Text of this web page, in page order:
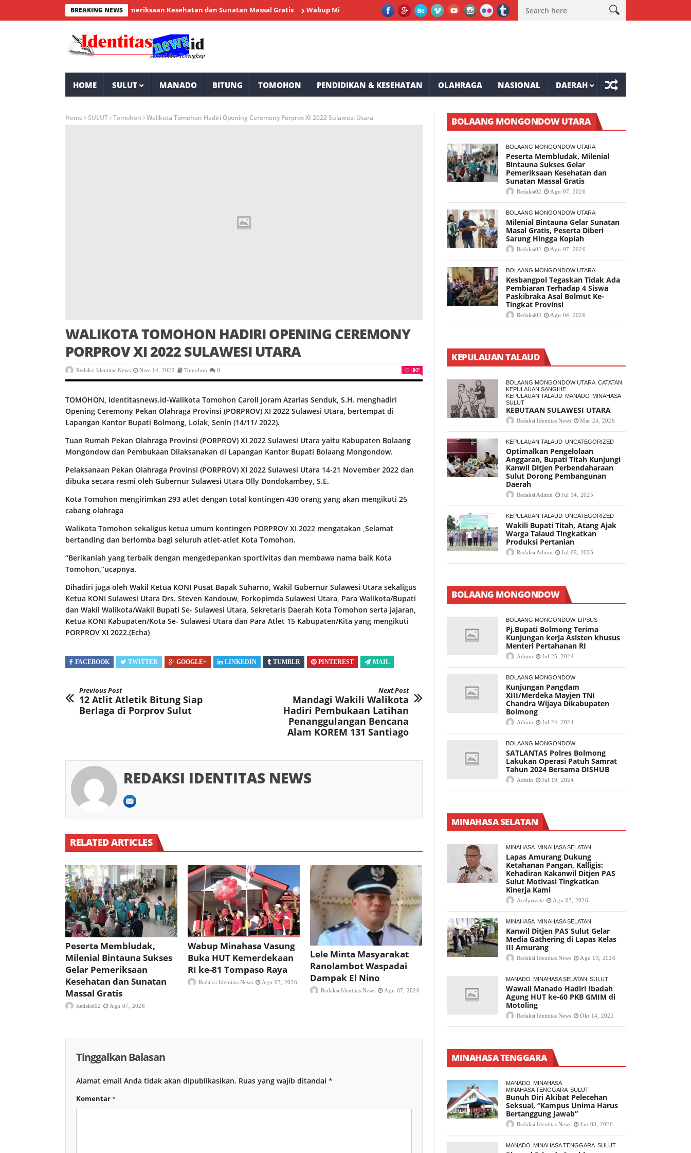
BREAKING NEWS
Bintauna Sukses Gelar Pemeriksaan Kesehatan dan Sunatan Massal Gratis Wabup Minahasa Vasung Buka HUT Kemerdekaan RI ke-81 Tompaso Raya Lele Minta Masyarakat Ranolambot
HOME SULUT MANADO BITUNG TOMOHON PENDIDIKAN & KESEHATAN OLAHRAGA NASIONAL DAERAH
Home SULUT Tomohon Walikota Tomohon Hadiri Opening Ceremony Porprov XI 2022 Sulawesi Utara
WALIKOTA TOMOHON HADIRI OPENING CEREMONY
PORPROV XI 2022 SULAWESI UTARA
Redaksi Identitas News Nov 14, 2022 Tomohon 0 LIKE
TOMOHON, identitasnews.id-Walikota Tomohon Caroll Joram Azarias Senduk, S.H. menghadiri
Opening Ceremony Pekan Olahraga Provinsi (PORPROV) XI 2022 Sulawesi Utara, bertempat di
Lapangan Kantor Bupati Bolmong, Lolak, Senin (14/11/ 2022).
Tuan Rumah Pekan Olahraga Provinsi (PORPROV) XI 2022 Sulawesi Utara yaitu Kabupaten Bolaang
Mongondow dan Pembukaan Dilaksanakan di Lapangan Kantor Bupati Bolaang Mongondow.
Pelaksanaan Pekan Olahraga Provinsi (PORPROV) XI 2022 Sulawesi Utara 14-21 November 2022 dan
dibuka secara resmi oleh Gubernur Sulawesi Utara Olly Dondokambey, S.E.
Kota Tomohon mengirimkan 293 atlet dengan total kontingen 430 orang yang akan mengikuti 25
cabang olahraga
Walikota Tomohon sekaligus ketua umum kontingen PORPROV XI 2022 mengatakan ,Selamat
bertanding dan berlomba bagi seluruh atlet-atlet Kota Tomohon.
“Berikanlah yang terbaik dengan mengedepankan sportivitas dan membawa nama baik Kota
Tomohon,”ucapnya.
Dihadiri juga oleh Wakil Ketua KONI Pusat Bapak Suharno, Wakil Gubernur Sulawesi Utara sekaligus
Ketua KONI Sulawesi Utara Drs. Steven Kandouw, Forkopimda Sulawesi Utara, Para Walikota/Bupati
dan Wakil Walikota/Wakil Bupati Se- Sulawesi Utara, Sekretaris Daerah Kota Tomohon serta jajaran,
Ketua KONI Kabupaten/Kota Se- Sulawesi Utara dan Para Atlet 15 Kabupaten/Kita yang mengikuti
PORPROV XI 2022.(Echa)
FACEBOOK TWITTER GOOGLE+ LINKEDIN TUMBLR PINTEREST MAIL
Previous Post
12 Atlit Atletik Bitung Siap
Berlaga di Porprov Sulut
Next Post
Mandagi Wakili Walikota
Hadiri Pembukaan Latihan
Penanggulangan Bencana
Alam KOREM 131 Santiago
REDAKSI IDENTITAS NEWS
RELATED ARTICLES
Peserta Membludak,
Milenial Bintauna Sukses
Gelar Pemeriksaan
Kesehatan dan Sunatan
Massal Gratis
Redaksi02 Agu 07, 2026
Wabup Minahasa Vasung
Buka HUT Kemerdekaan
RI ke-81 Tompaso Raya
Redaksi Identitas News Agu 07, 2026
Lele Minta Masyarakat
Ranolambot Waspadai
Dampak El Nino
Redaksi Identitas News Agu 07, 2026
Tinggalkan Balasan
Alamat email Anda tidak akan dipublikasikan. Ruas yang wajib ditandai *
Komentar*
BOLAANG MONGONDOW UTARA
BOLAANG MONGONDOW UTARA
Peserta Membludak, Milenial
Bintauna Sukses Gelar
Pemeriksaan Kesehatan dan
Sunatan Massal Gratis
Redaksi02 Agu 07, 2026
BOLAANG MONGONDOW UTARA
Milenial Bintauna Gelar Sunatan
Masal Gratis, Peserta Diberi
Sarung Hingga Kopiah
Redaksi02 Agu 07, 2026
BOLAANG MONGONDOW UTARA
Kesbangpol Tegaskan Tidak Ada
Pembiaran Terhadap 4 Siswa
Paskibraka Asal Bolmut Ke-
Tingkat Provinsi
Redaksi02 Agu 04, 2026
KEPULAUAN TALAUD
BOLAANG MONGONDOW UTARA CATATAN
KEPULAUAN SANGIHE
KEPULAUAN TALAUD MANADO MINAHASA
SULUT
KEBUTAAN SULAWESI UTARA
Redaksi Identitas News Mar 24, 2026
KEPULAUAN TALAUD UNCATEGORIZED
Optimalkan Pengelolaan
Anggaran, Bupati Titah Kunjungi
Kanwil Ditjen Perbendaharaan
Sulut Dorong Pembangunan
Daerah
Redaksi Admin Jul 14, 2025
KEPULAUAN TALAUD UNCATEGORIZED
Wakili Bupati Titah, Atang Ajak
Warga Talaud Tingkatkan
Produksi Pertanian
Redaksi Admin Jul 09, 2025
BOLAANG MONGONDOW
BOLAANG MONGONDOW LIPSUS
Pj.Bupati Bolmong Terima
Kunjungan kerja Asisten khusus
Menteri Pertahanan RI
Admin Jul 25, 2024
BOLAANG MONGONDOW
Kunjungan Pangdam
XIII/Merdeka Mayjen TNI
Chandra Wijaya Dikabupaten
Bolmong
Admin Jul 24, 2024
BOLAANG MONGONDOW
SATLANTAS Polres Bolmong
Lakukan Operasi Patuh Samrat
Tahun 2024 Bersama DISHUB
Admin Jul 19, 2024
MINAHASA SELATAN
MINAHASA MINAHASA SELATAN
Lapas Amurang Dukung
Ketahanan Pangan, Kalligis:
Kehadiran Kakanwil Ditjen PAS
Sulut Motivasi Tingkatkan
Kinerja Kami
Acelprivate Agu 03, 2026
MINAHASA MINAHASA SELATAN
Kanwil Ditjen PAS Sulut Gelar
Media Gathering di Lapas Kelas
III Amurang
Redaksi Identitas News Agu 03, 2026
MANADO MINAHASA SELATAN SULUT
Wawali Manado Hadiri Ibadah
Agung HUT ke-60 PKB GMIM di
Motoling
Redaksi Identitas News Okt 14, 2022
MINAHASA TENGGARA
MANADO MINAHASA
MINAHASA TENGGARA SULUT
Bunuh Diri Akibat Pelecehan
Seksual, “Kampus Unima Harus
Bertanggung Jawab”
Redaksi Identitas News Jan 03, 2026
MANADO MINAHASA TENGGARA SULUT